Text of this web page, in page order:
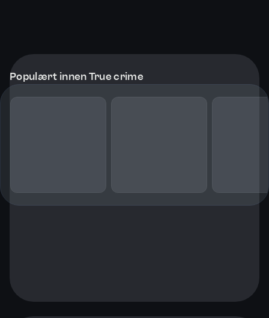
Populært innen True crime